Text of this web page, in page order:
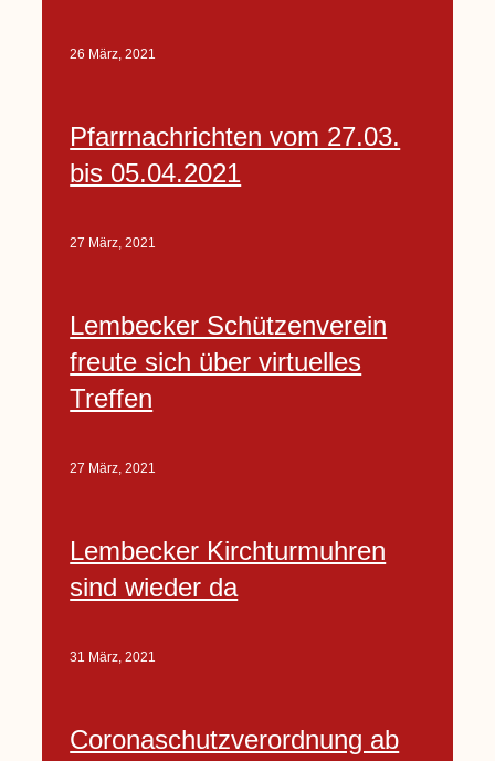
26 März, 2021
Pfarrnachrichten vom 27.03.
bis 05.04.2021
27 März, 2021
Lembecker Schützenverein
freute sich über virtuelles
Treffen
27 März, 2021
Lembecker Kirchturmuhren
sind wieder da
31 März, 2021
Coronaschutzverordnung ab